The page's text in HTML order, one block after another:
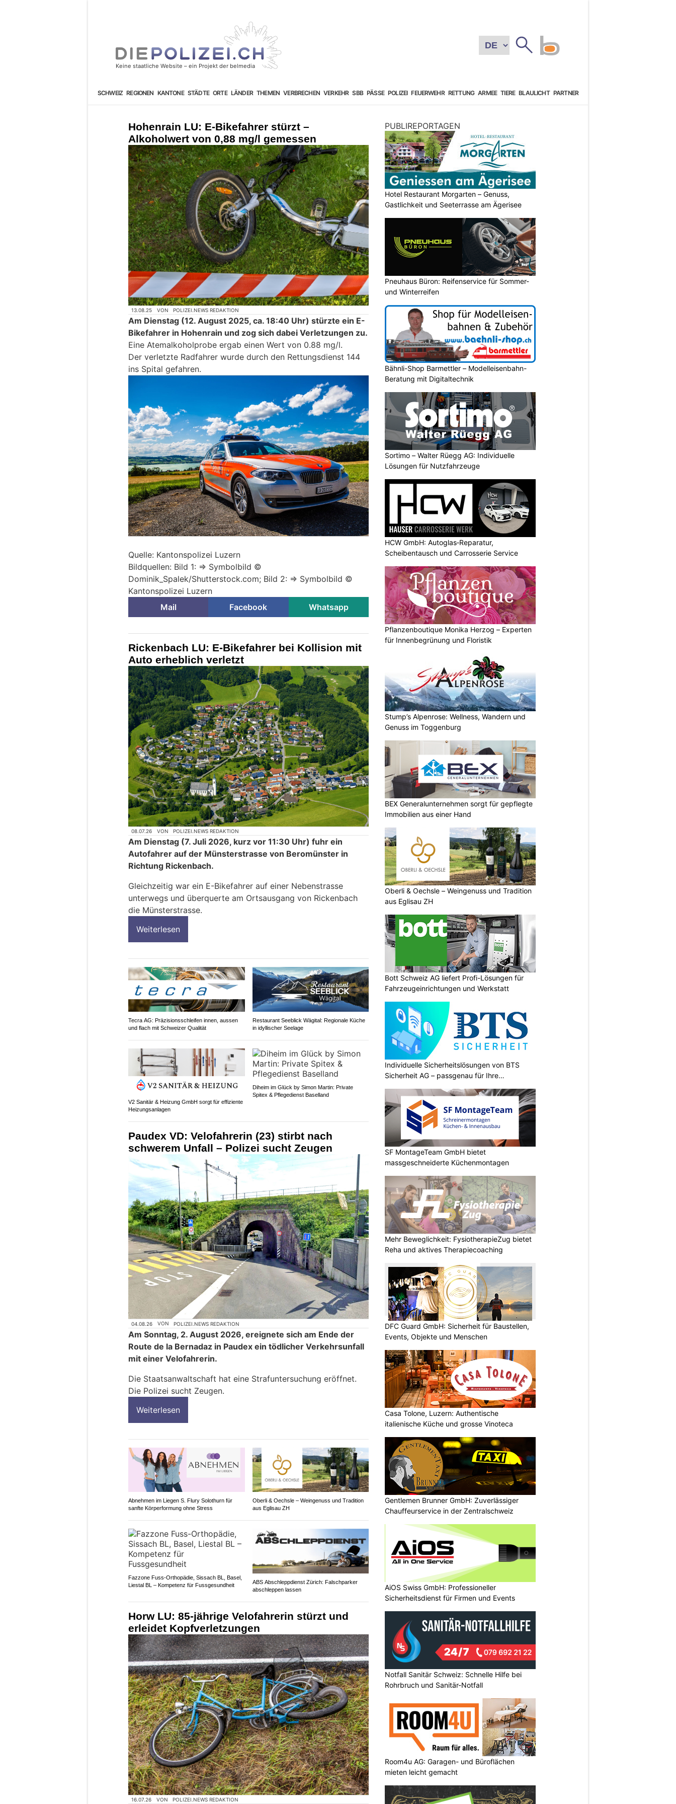
SCHWEIZ REGIONEN KANTONE STÄDTE ORTE LÄNDER THEMEN VERBRECHEN VERKEHR SBB PÄSSE POLIZEI FEUERWEHR RETTUNG ARMEE TIERE BLAULICHT PARTNER
Hohenrain LU: E-Bikefahrer stürzt –
Alkoholwert von 0,88 mg/l gemessen
13.08.25 VON POLIZEI.NEWS REDAKTION
Am Dienstag (12. August 2025, ca. 18:40 Uhr) stürzte ein E-
Bikefahrer in Hohenrain und zog sich dabei Verletzungen zu.
Eine Atemalkoholprobe ergab einen Wert von 0.88 mg/l.
Der verletzte Radfahrer wurde durch den Rettungsdienst 144
ins Spital gefahren.
Quelle: Kantonspolizei Luzern
Bildquellen: Bild 1: => Symbolbild ©
Dominik_Spalek/Shutterstock.com; Bild 2: => Symbolbild ©
Kantonspolizei Luzern
Mail
Facebook Whatsapp
Rickenbach LU: E-Bikefahrer bei Kollision mit
Auto erheblich verletzt
08.07.26 VON POLIZEI.NEWS REDAKTION
Am Dienstag (7. Juli 2026, kurz vor 11:30 Uhr) fuhr ein
Autofahrer auf der Münsterstrasse von Beromünster in
Richtung Rickenbach.
Gleichzeitig war ein E-Bikefahrer auf einer Nebenstrasse
unterwegs und überquerte am Ortsausgang von Rickenbach
die Münsterstrasse.
Weiterlesen
Tecra AG: Präzisionsschleifen innen, aussen
und flach mit Schweizer Qualität
Restaurant Seeblick Wägital: Regionale Küche
in idyllischer Seelage
V2 Sanitär & Heizung GmbH sorgt für effiziente
Heizungsanlagen
Diheim im Glück by Simon Martin: Private
Spitex & Pflegedienst Baselland
Paudex VD: Velofahrerin (23) stirbt nach
schwerem Unfall – Polizei sucht Zeugen
04.08.26 VON POLIZEI.NEWS REDAKTION
Am Sonntag, 2. August 2026, ereignete sich am Ende der
Route de la Bernadaz in Paudex ein tödlicher Verkehrsunfall
mit einer Velofahrerin.
Die Staatsanwaltschaft hat eine Strafuntersuchung eröffnet.
Die Polizei sucht Zeugen.
Weiterlesen
Abnehmen im Liegen S. Flury Solothurn für
sanfte Körperformung ohne Stress
Oberli & Oechsle – Weingenuss und Tradition
aus Eglisau ZH
Fazzone Fuss-Orthopädie, Sissach BL, Basel,
Liestal BL – Kompetenz für Fussgesundheit
ABS Abschleppdienst Zürich: Falschparker
abschleppen lassen
Horw LU: 85-jährige Velofahrerin stürzt und
erleidet Kopfverletzungen
16.07.26 VON POLIZEI.NEWS REDAKTION
PUBLIREPORTAGEN
Hotel Restaurant Morgarten – Genuss,
Gastlichkeit und Seeterrasse am Ägerisee
Pneuhaus Büron: Reifenservice für Sommer-
und Winterreifen
Bähnli-Shop Barmettler – Modelleisenbahn-
Beratung mit Digitaltechnik
Sortimo – Walter Rüegg AG: Individuelle
Lösungen für Nutzfahrzeuge
HCW GmbH: Autoglas‑Reparatur,
Scheibentausch und Carrosserie Service
Pflanzenboutique Monika Herzog – Experten
für Innenbegrünung und Floristik
Stump’s Alpenrose: Wellness, Wandern und
Genuss im Toggenburg
BEX Generalunternehmen sorgt für gepflegte
Immobilien aus einer Hand
Oberli & Oechsle – Weingenuss und Tradition
aus Eglisau ZH
Bott Schweiz AG liefert Profi-Lösungen für
Fahrzeugeinrichtungen und Werkstatt
Individuelle Sicherheitslösungen von BTS
Sicherheit AG – passgenau für Ihre
SF MontageTeam GmbH bietet
massgeschneiderte Küchenmontagen
Mehr Beweglichkeit: FysiotherapieZug bietet
Reha und aktives Therapiecoaching
DFC Guard GmbH: Sicherheit für Baustellen,
Events, Objekte und Menschen
Casa Tolone, Luzern: Authentische
italienische Küche und grosse Vinoteca
Gentlemen Brunner GmbH: Zuverlässiger
Chauffeurservice in der Zentralschweiz
AiOS Swiss GmbH: Professioneller
Sicherheitsdienst für Firmen und Events
Notfall Sanitär Schweiz: Schnelle Hilfe bei
Rohrbruch und Sanitär-Notfall
Room4u AG: Garagen- und Büroflächen
mieten leicht gemacht